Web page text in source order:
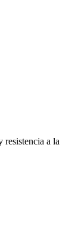
resistencia a la